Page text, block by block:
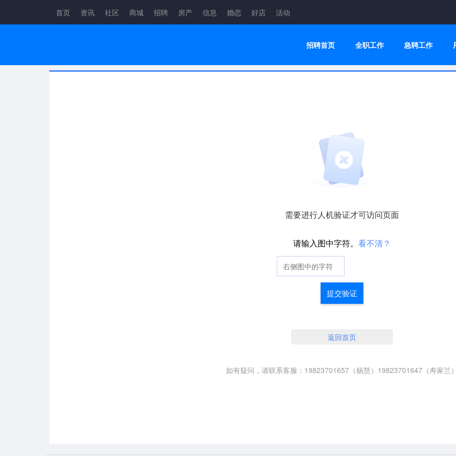
首页 资讯 社区 商城 招聘 房产 信息 婚恋 好店 活动
招聘首页 全职工作 急聘工作
需要进行人机验证才可访问页面
请输入图中字符。 看不清？
提交验证
返回首页
如有疑问，请联系客服：19823701657（杨慧）19823701647（寿家兰